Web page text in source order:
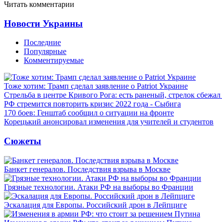
Читать комментарии
Новости Украины
Последние
Популярные
Комментируемые
Тоже хотим: Трамп сделал заявление о Patriot Украине
Стрельба в центре Кривого Рога: есть раненый, стрелок
РФ стремится повторить кризис 2022 года - Сыбига
170 боев: Генштаб сообщил о ситуации на фронте
Корецький анонсировал изменения для учителей и студентов
Сюжеты
Банкет генералов. Последствия взрыва в Москве
Грязные технологии. Атаки РФ на выборы во Франции
Эскалация для Европы. Российский дрон в Лейпциге